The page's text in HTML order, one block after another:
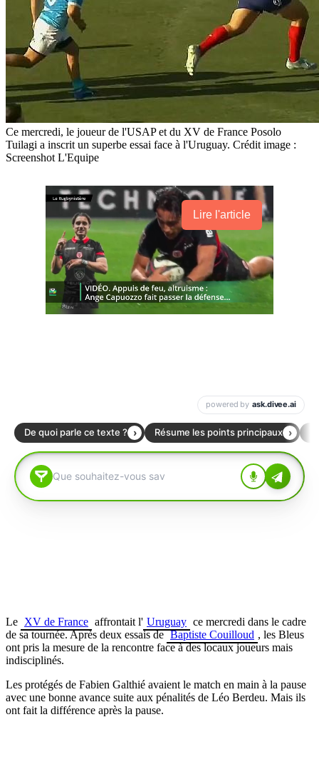
Ce mercredi, le joueur de l'USAP et du XV de France Posolo
Tuilagi a inscrit un superbe essai face à l'Uruguay. Crédit image :
Screenshot L'Equipe
Lire l'article
Le XV de France affrontait l' Uruguay ce mercredi dans le cadre
de sa tournée. Après deux essais de Baptiste Couilloud , les Bleus
ont pris la mesure de la rencontre face à des locaux joueurs mais
indisciplinés.
Les protégés de Fabien Galthié avaient le match en main à la pause
avec une bonne avance suite aux pénalités de Léo Berdeu. Mais ils
ont fait la différence après la pause.